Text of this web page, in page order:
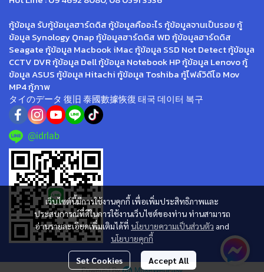
เว็บไซต์นี้มีการใช้งานคุกกี้ เพื่อเพิ่มประสิทธิภาพและ
ประสบการณ์ที่ดีในการใช้งานเว็บไซต์ของท่าน ท่านสามารถ
อ่านรายละเอียดเพิ่มเติมได้ที่ นโยบายความเป็นส่วนตัว and
นโยบายคุกกี้
Set Cookies Accept All
กู้ข้อมูล รับกู้ข้อมูลฮาร์ดดิส กู้ข้อมูลคืออะไร กู้ข้อมูลจานเป็นรอย กู้
ข้อมูล Synology Qnap กู้ข้อมูลฮาร์ดดิส WD กู้ข้อมูลฮาร์ดดิส
Seagate กู้ข้อมูล Macbook iMac กู้ข้อมูล SSD Not Detect กู้ข้อมูล
CCTV DVR กู้ข้อมูล Dell กู้ข้อมูล Notebook HP กู้ข้อมูล Lenovo กู้
ข้อมูล ASUS กู้ข้อมูล Hitachi กู้ข้อมูล Toshiba กู้ไฟล์วิดีโอ Mov
MP4 กู้ภาพ
タイのデータ 復旧 泰國數據恢復 태국 데이터 복구
@idrlab